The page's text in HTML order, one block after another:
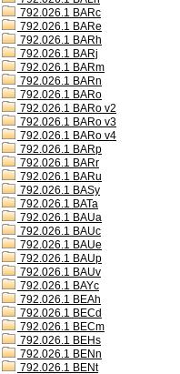
792.026.1 BARc
792.026.1 BARe
792.026.1 BARh
792.026.1 BARj
792.026.1 BARm
792.026.1 BARn
792.026.1 BARo
792.026.1 BARo v2
792.026.1 BARo v3
792.026.1 BARo v4
792.026.1 BARp
792.026.1 BARr
792.026.1 BARu
792.026.1 BASy
792.026.1 BATa
792.026.1 BAUa
792.026.1 BAUc
792.026.1 BAUe
792.026.1 BAUp
792.026.1 BAUv
792.026.1 BAYc
792.026.1 BEAh
792.026.1 BECd
792.026.1 BECm
792.026.1 BEHs
792.026.1 BENn
792.026.1 BENt